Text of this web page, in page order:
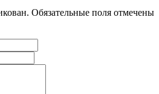
Обязательные поля отмечены